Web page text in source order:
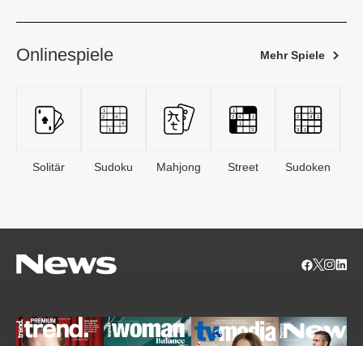
Onlinespiele Mehr Spiele
Solitär Sudoku Mahjong Street Sudoken